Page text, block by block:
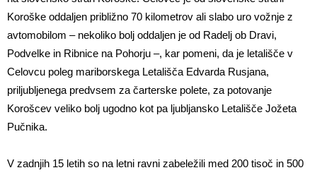
Koroške oddaljen približno 70 kilometrov ali slabo uro vožnje z
avtomobilom – nekoliko bolj oddaljen je od Radelj ob Dravi,
Podvelke in Ribnice na Pohorju –, kar pomeni, da je letališče v
Celovcu poleg mariborskega Letališča Edvarda Rusjana,
priljubljenega predvsem za čarterske polete, za potovanje
Korošcev veliko bolj ugodno kot pa ljubljansko Letališče Jožeta
Pučnika.
V zadnjih 15 letih so na letni ravni zabeležili med 200 tisoč in 500